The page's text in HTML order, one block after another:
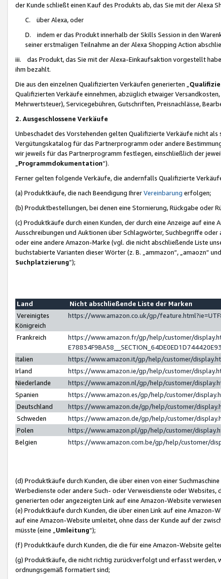
der Kunde schließt einen Kauf des Produkts ab, das Sie mit der Alexa
C. über Alexa, oder
D. indem er das Produkt innerhalb der Skills Session in den
seiner erstmaligen Teilnahme an der Alexa Shopping Action
iii. das Produkt, das Sie mit der Alexa-Einkaufsaktion vorgestellt
ihm bezahlt.
Die aus den einzelnen Qualifizierten Verkäufen generierten „
Qualifizierten Verkäufe einnehmen, abzüglich etwaiger
Mehrwertsteuer), Servicegebühren, Gutschriften, Preisnachlässe,
2. Ausgeschlossene Verkäufe
Unbeschadet des Vorstehenden gelten Qualifizierte Verkäufe nicht
Vergütungskatalog für das Partnerprogramm oder andere
wir jeweils für das Partnerprogramm festlegen, einschließlich der
Programmdokumentation“).
Ferner gelten folgende Verkäufe, die andernfalls Qualifizierte
(a) Produktkäufe, die nach Beendigung IhrerVereinbarung erfolgen;
(b) Produktbestellungen, bei denen eine Stornierung, Rückgabe oder
(c) Produktkäufe durch einen Kunden, der durch eine Anzeige auf
Ausschreibungen und Auktionen über Schlagwörter, Suchbegriffe
oder eine andere Amazon-Marke (vgl. die nicht abschließende Liste
buchstabierte Varianten dieser Wörter (z. B. „ammazon“, „amaozn“
Suchplatzierung”);
Land
Nicht abschließende Liste der Marken
Vereinigtes
Königreich
https://www.amazon.co.uk/gp/
Frankreich
https://www.amazon.fr/gp/help/customer/
Italien
https://www.amazon.it/gp/help/customer/
Irland
https://www.amazon.ie/gp/help/customer/
Niederlande
https://www.amazon.nl/gp/help/customer/
Spanien
https://www.amazon.es/gp/help/customer/
Deutschland
https://www.amazon.de/gp/help/customer/
Schweden
https://www.amazon.de/gp/help/customer/
Polen
https://www.amazon.pl/gp/help/customer/
Belgien
https://www.amazon.com.be/gp/help/customer/
(d) Produktkäufe durch Kunden, die über einen von einer
Werbedienste oder andere Such- oder Verweisdienste oder Websites,
generierten oder angezeigten Link auf eine Amazon-Website
(e) Produktkäufe durch Kunden, die über einen Link auf eine
auf eine Amazon-Website umleitet, ohne dass der Kunde auf der
müsste (eine „ Umleitung“);
(f) Produktkäufe durch Kunden, die die für eine Amazon-Website
(g) Produktkäufe, die nicht richtig zurückverfolgt und erfasst werden,
ordnungsgemäß formatiert sind;